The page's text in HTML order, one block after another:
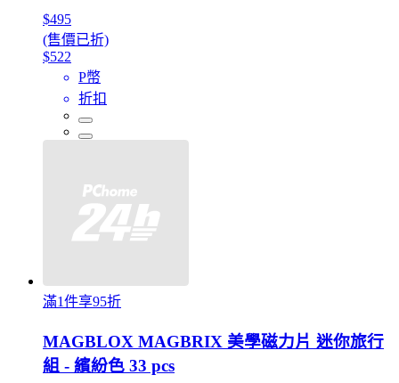
$495
(售價已折)
$522
P幣
折扣
滿1件享95折
MAGBLOX MAGBRIX 美學磁力片 迷你旅行
組 - 繽紛色 33 pcs